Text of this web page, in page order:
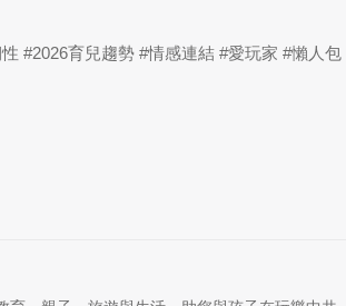
#2026育兒趨勢 #情感連結 #愛玩家 #懶人包